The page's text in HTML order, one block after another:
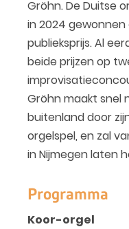
Gröhn. De Duitse
in 2024
publieksprijs. Al
beide prijzen op
Gröhn maakt snel
buitenland door
orgelspel, en zal
in Nijmegen laten
Programma
Koor-orgel